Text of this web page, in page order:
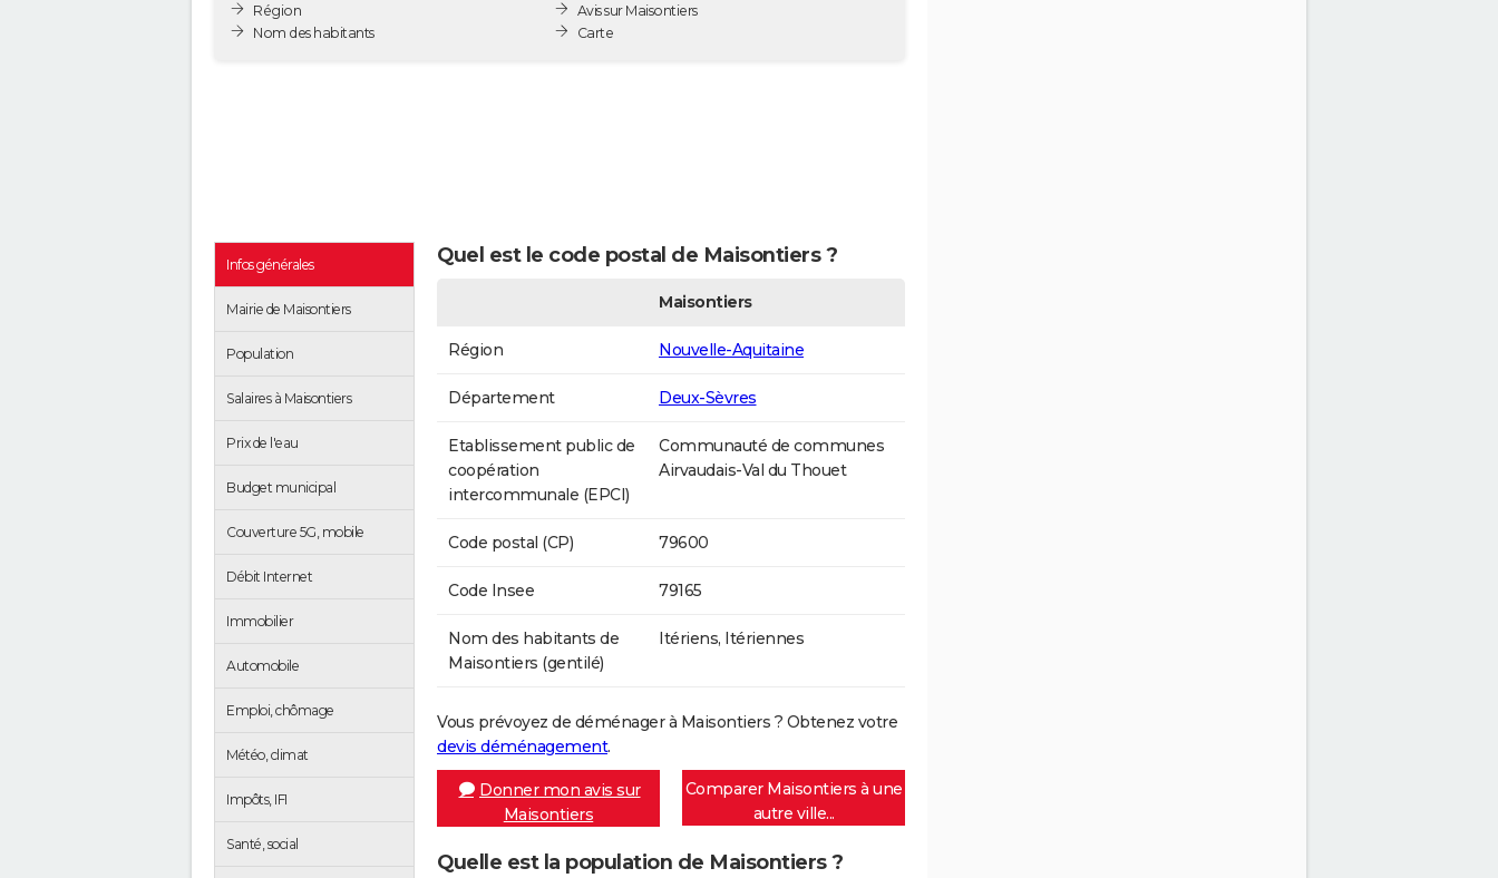
Région
Nom des habitants
Avis sur Maisontiers
Carte
Infos générales
Mairie de Maisontiers
Population
Salaires à Maisontiers
Prix de l'eau
Budget municipal
Couverture 5G, mobile
Débit Internet
Immobilier
Automobile
Emploi, chômage
Météo, climat
Impôts, IFI
Santé, social
Quel est le code postal de Maisontiers ?
Maisontiers
Région Nouvelle-Aquitaine
Département Deux-Sèvres
Etablissement public de
coopération
intercommunale (EPCI)
Communauté de communes
Airvaudais-Val du Thouet
Code postal (CP) 79600
Code Insee 79165
Nom des habitants de
Maisontiers (gentilé)
Itériens, Itériennes
Vous prévoyez de déménager à Maisontiers ? Obtenez votre
devis déménagement.
Donner mon avis sur
Maisontiers
Comparer Maisontiers à une
autre ville...
Quelle est la population de Maisontiers ?